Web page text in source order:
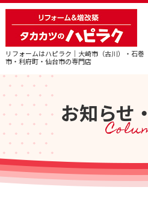
リフォームはハピラク｜大崎市（古川）・石巻
市・利府町・仙台市の専門店
お知らせ